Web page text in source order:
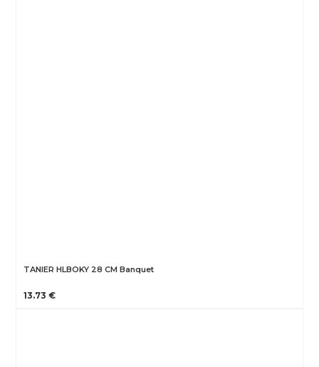
TANIER HLBOKY 28 CM Banquet
13.73 €